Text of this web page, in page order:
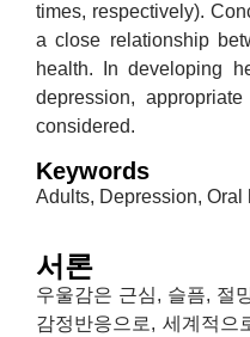
times, respectively).
a close relationship
health. In developing
depression,
considered.
Keywords
Adults, Depression, Oral
서론
우울감은 근심, 슬픔, 절
감정반응으로, 세계적